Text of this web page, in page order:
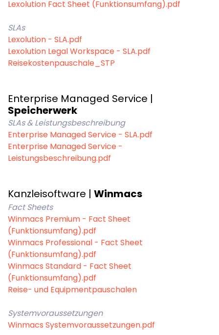
Rechtsabteilungen & Unternehmen
Knowliah
für Rechtsabteilungen in Unternehmen
Creditor Hub
für Unternehmen mit einer Vielzahl an Forderungen
Plattform
Documents
Dokumenten Management System
Smart Data
alle Unternehmens- und Insolvenzdaten, die Sie
Contract Insights
KI-Vertragsanalyse für Unternehmen und
Smart Legal Research
KI-Agent zur Urteilsrecherche für Anwälte
Legal Twin
Add-Ons
KI-Agenten für Advoware und Winsolvenz
Winmacs
Advoware
Knowliah
Smart Data Business Information
Lexolution Fact Sheet (Funktionsumfang).pdf
SLAs
Lexolution - SLA.pdf
Lexolution Legal Workspace - SLA.pdf
Reisekostenpauschale_STP
Enterprise Managed Service |
Speicherwerk
SLAs & Leistungsbeschreibung
Enterprise Managed Service - SLA.pdf
Enterprise Managed Service -
Leistungsbeschreibung.pdf
Kanzleisoftware | Winmacs
Fact Sheets
Winmacs Premium - Fact Sheet
(Funktionsumfang).pdf
Winmacs Professional - Fact Sheet
(Funktionsumfang).pdf
Winmacs Standard - Fact Sheet
(Funktionsumfang).pdf
Reise- und Equipmentpauschalen
Systemvoraussetzungen
Winmacs Systemvoraussetzungen.pdf